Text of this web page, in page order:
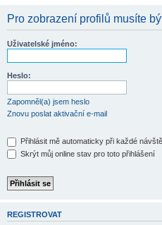
Pro zobrazení profilů musíte
Uživatelské jméno:
Heslo:
Zapomněl(a) jsem heslo
Znovu poslat aktivační e-mail
Přihlásit mě automaticky při každé
Skrýt můj online stav pro toto přihlášení
REGISTROVAT